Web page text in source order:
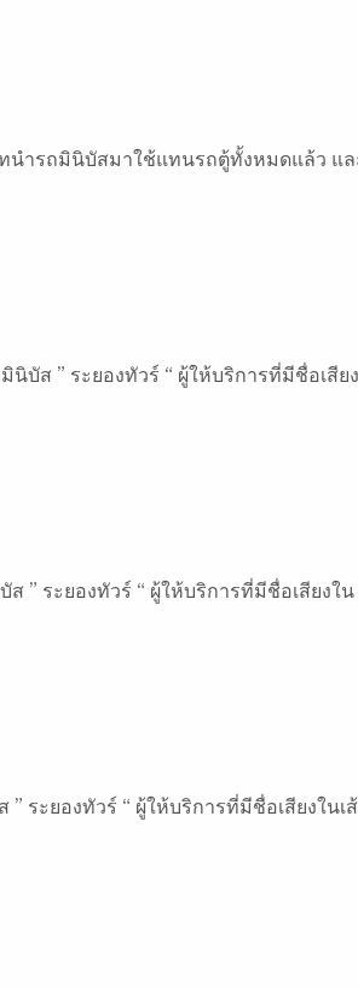
นำรถมินิบัสมาใช้แทนรถตู้ทั้งหมดแล้ว แล
บัส ” ระยองทัวร์ “ ผู้ให้บริการที่มีชื่อเสียง
” ระยองทัวร์ “ ผู้ให้บริการที่มีชื่อเสียงใน
ระยองทัวร์ “ ผู้ให้บริการที่มีชื่อเสียงในเ